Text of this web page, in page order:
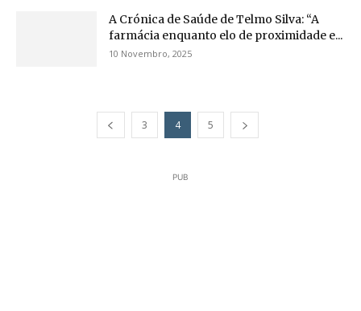
A Crónica de Saúde de Telmo Silva: “A
farmácia enquanto elo de proximidade e...
10 Novembro, 2025
3 4 5
PUB